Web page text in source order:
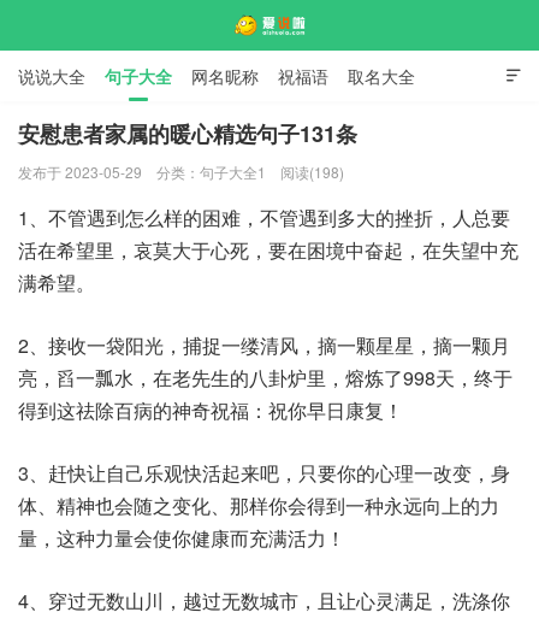

说说大全 句子大全 网名昵称 祝福语 取名大全
标语口号 签名大全
安慰患者家属的暖心精选句子131条
发布于 2023-05-29 分类： 句子大全1 阅读(198)
1、不管遇到怎么样的困难，不管遇到多大的挫折，人总要
活在希望里，哀莫大于心死，要在困境中奋起，在失望中充
满希望。
2、接收一袋阳光，捕捉一缕清风，摘一颗星星，摘一颗月
亮，舀一瓢水，在老先生的八卦炉里，熔炼了998天，终于
得到这祛除百病的神奇祝福：祝你早日康复！
3、赶快让自己乐观快活起来吧，只要你的心理一改变，身
体、精神也会随之变化、那样你会得到一种永远向上的力
量，这种力量会使你健康而充满活力！
4、穿过无数山川，越过无数城市，且让心灵满足，洗涤你